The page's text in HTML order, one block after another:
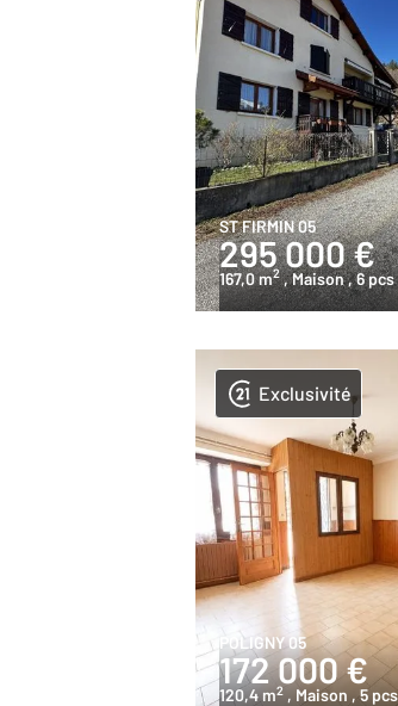
ST FIRMIN 05
295 000 €
167,0 m2 , Maison, 6 pcs
Exclusivité
POLIGNY 05
172 000 €
120,4 m2 , Maison , 5 pcs